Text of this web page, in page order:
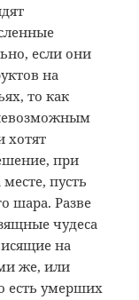
если они
на
то как
хотят
при
пусть
шара. Разве
чудеса
на
же, или
есть умерших